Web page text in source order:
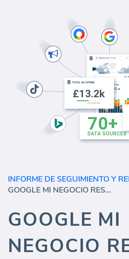
INFORME DE SEGUIMIENTO Y
GOOGLE MI NEGOCIO RESUMEN
GOOGLE MI
NEGOCIO